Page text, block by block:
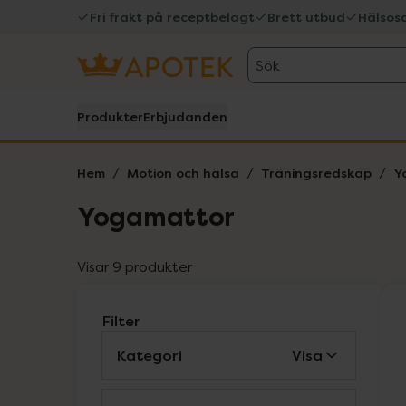
Fri frakt på receptbelagt Brett utbud
Sök
ProdukterErbjudanden
Hem Motion och hälsa Träningsredskap
Yogamattor
Visar 9 produkter
Filter
Kategori
Visa